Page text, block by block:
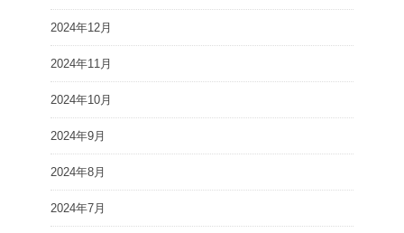
2024年12月
2024年11月
2024年10月
2024年9月
2024年8月
2024年7月